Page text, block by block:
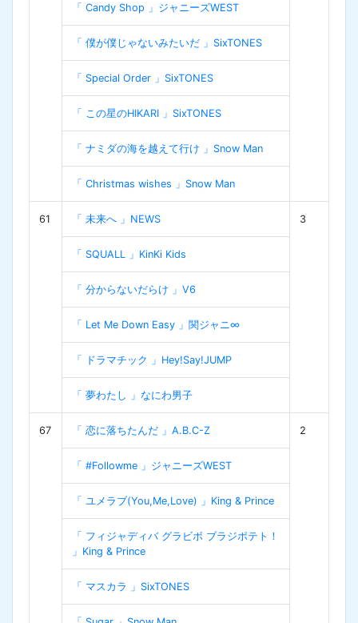
「 Candy Shop 」ジャニーズWEST
「 僕が僕じゃないみたいだ 」SixTONES
「 Special Order 」SixTONES
「 この星のHIKARI 」SixTONES
「 ナミダの海を越えて行け 」Snow Man
「 Christmas wishes 」Snow Man
61 「 未来へ 」NEWS 3
「 SQUALL 」KinKi Kids
「 分からないだらけ 」V6
「 Let Me Down Easy 」関ジャニ∞
「 ドラマチック 」Hey!Say!JUMP
「 夢わたし 」なにわ男子
67 「 恋に落ちたんだ 」A.B.C-Z 2
「 #Followme 」ジャニーズWEST
「 ユメラブ(You,Me,Love) 」King & Prince
「 フィジャディバ グラビボ ブラジポテト！
」King & Prince
「 マスカラ 」SixTONES